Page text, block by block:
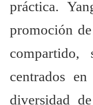
práctica.
promoción
compartido,
centrados
diversidad